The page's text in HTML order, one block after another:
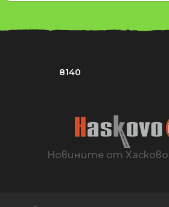
8140
Новините от Хасково